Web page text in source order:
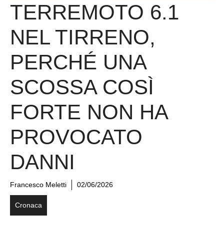
TERREMOTO 6.1
NEL TIRRENO,
PERCHÉ UNA
SCOSSA COSÌ
FORTE NON HA
PROVOCATO
DANNI
Francesco Meletti 02/06/2026
Cronaca